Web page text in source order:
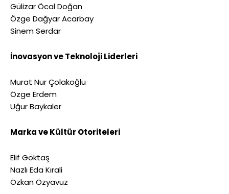
Gülizar Öcal Doğan
Özge Dağyar Acarbay
Sinem Serdar
İnovasyon ve Teknoloji Liderleri
Murat Nur Çolakoğlu
Özge Erdem
Uğur Baykaler
Marka ve Kültür Otoriteleri
Elif Göktaş
Nazlı Eda Kırali
Özkan Özyavuz